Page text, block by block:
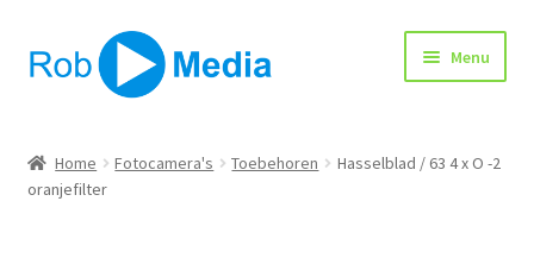
door
naar
Menu
Home Fotocamera's Toebehoren
Hasselblad / 63 4 x O -2
oranjefilter